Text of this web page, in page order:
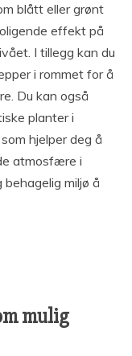
blått eller grønt
effekt på
I tillegg kan du
i rommet for å
Du kan også
planter i
hjelper deg å
atmosfære i
miljø å
mulig